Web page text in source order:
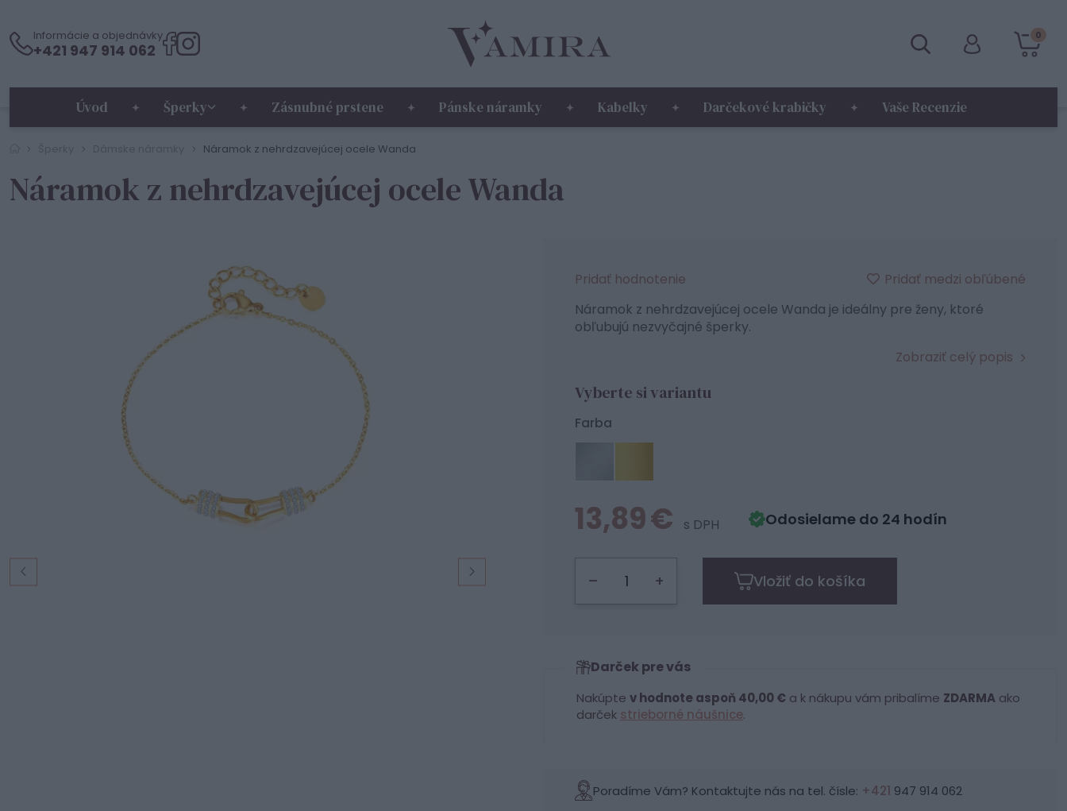
Informácie a objednávky
+421 947 914 062
0
Úvod Šperky Zásnubné prstene Pánske náramky Kabelky Darčekové krabičky Vaše Recenzie
Náramok z nehrdzavejúcej ocele Wanda
Náramok z nehrdzavejúcej ocele Wanda
Pridať hodnotenie
Pridať medzi obľúbené
Náramok z nehrdzavejúcej ocele Wanda je ideálny pre ženy, ktoré
obľubujú nezvyčajné šperky.
Zobraziť celý popis
Vyberte si variantu
Farba
13,89 € s DPH Odosielame do 24 hodín
– + Vložiť do košíka
Darček pre vás
Nakúpte v hodnote aspoň 40,00 € a k nákupu vám pribalíme ZDARMA ako
darček strieborné náušnice.
Poradíme Vám? Kontaktujte nás na tel. čísle: +421 947 914 062